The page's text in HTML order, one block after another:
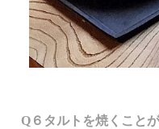
Q６タルトを焼くこと